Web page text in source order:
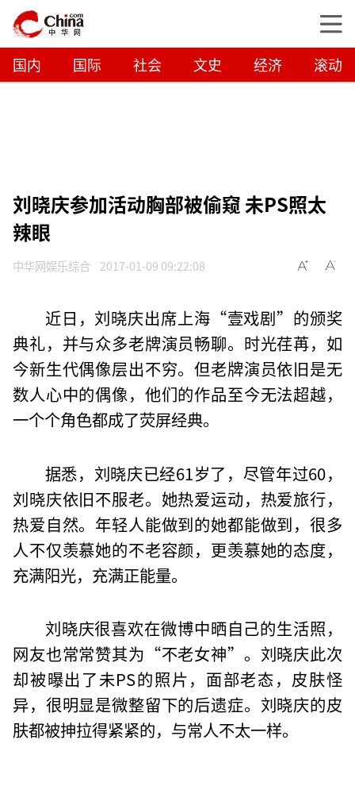
国内 国际 社会 文史 经济 滚动
刘晓庆参加活动胸部被偷窥 未PS照太
辣眼
中华网娱乐综合 2017-01-09 09:22:08
近日，刘晓庆出席上海“壹戏剧”的颁奖
典礼，并与众多老牌演员畅聊。时光荏苒，如
今新生代偶像层出不穷。但老牌演员依旧是无
数人心中的偶像，他们的作品至今无法超越，
一个个角色都成了荧屏经典。
据悉，刘晓庆已经61岁了，尽管年过60，
刘晓庆依旧不服老。她热爱运动，热爱旅行，
热爱自然。年轻人能做到的她都能做到，很多
人不仅羡慕她的不老容颜，更羡慕她的态度，
充满阳光，充满正能量。
刘晓庆很喜欢在微博中晒自己的生活照，
网友也常常赞其为“不老女神”。刘晓庆此次
却被曝出了未PS的照片，面部老态，皮肤怪
异，很明显是微整留下的后遗症。刘晓庆的皮
肤都被抻拉得紧紧的，与常人不太一样。